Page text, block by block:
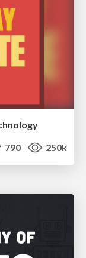
790 250k